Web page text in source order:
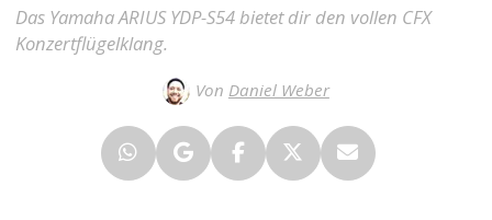
Das Yamaha ARIUS YDP-S54 bietet dir den vollen CFX
Konzertflügelklang.
Von Daniel Weber